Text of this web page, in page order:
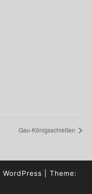
Gau-Königsschießen
WordPress
Theme: